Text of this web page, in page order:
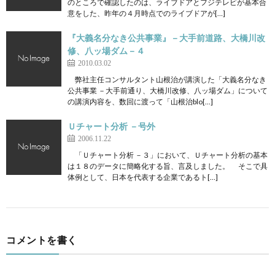
のところで確認したのは、ライブドアとフジテレビが基本合
意をした、昨年の４月時点でのライブドアが[…]
『大義名分なき公共事業』－大手前道路、大橋川改
修、八ッ場ダム－４
2010.03.02
弊社主任コンサルタント山根治が講演した「大義名分なき
公共事業 －大手前通り、大橋川改修、八ッ場ダム」について
の講演内容を、数回に渡って「山根治blo[…]
Ｕチャート分析 －号外
2006.11.22
「Ｕチャート分析 －３」において、Ｕチャート分析の基本
は１８のデータに簡略化する旨、言及しました。 そこで具
体例として、日本を代表する企業であるト[…]
コメントを書く